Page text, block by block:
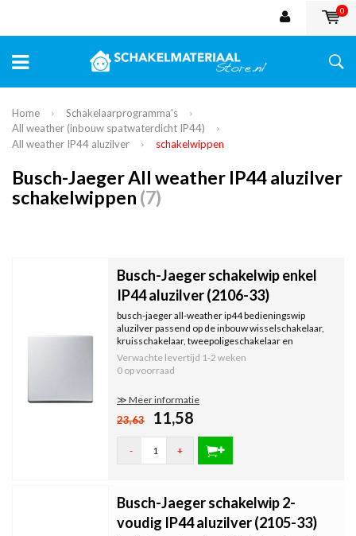
0
Home
Schakelaarprogramma's
All weather (inbouw spatwaterdicht IP44)
All weather IP44 aluzilver
schakelwippen
Busch-Jaeger All weather IP44 aluzilver
schakelwippen (7)
Busch-Jaeger schakelwip enkel
IP44 aluzilver (2106-33)
busch-jaeger all-weather ip44 bedieningswip
aluzilver passend op de inbouw wisselschakelaar,
kruisschakelaar, tweepoligeschakelaar en
impulsdrukkers.
Verwachte levertijd 1-2 weken
0 op voorraad
≫ Meer informatie
23,63 11,58
- +
Busch-Jaeger schakelwip 2-
voudig IP44 aluzilver (2105-33)